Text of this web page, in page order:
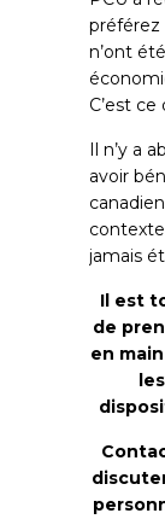
préférez
n’ont
C’est
Il n’y a
avoir
jamais
Il est
de
en